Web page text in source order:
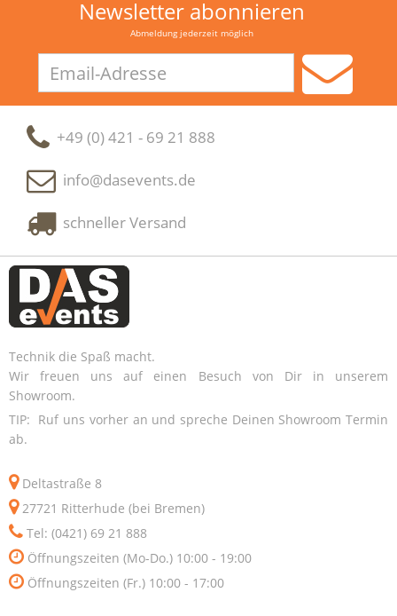
Newsletter abonnieren
Abmeldung jederzeit möglich
Adresse
+49 (0) 421 - 69 21 888
info@dasevents.de
schneller Versand
Technik die Spaß macht.
Wir freuen uns auf einen Besuch von Dir in unserem
Showroom.
TIP: Ruf uns vorher an und spreche Deinen Showroom Termin
ab.
Deltastraße 8
27721 Ritterhude (bei Bremen)
Tel: (0421) 69 21 888
Öffnungszeiten (Mo-Do.) 10:00 - 19:00
Öffnungszeiten (Fr.) 10:00 - 17:00